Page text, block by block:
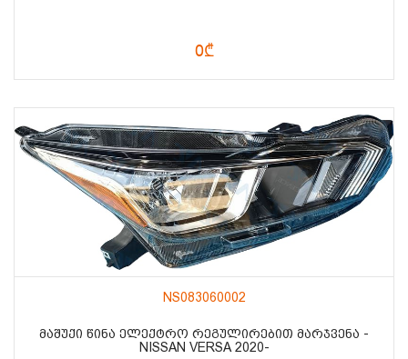
0₾
NS083060002
ᲛᲐᲨᲣᲥᲘ ᲬᲘᲜᲐ ᲔᲚᲔᲥᲢᲠᲝ ᲠᲔᲒᲣᲚᲘᲠᲔᲑᲘᲗ ᲛᲐᲠᲯᲕᲔᲜᲐ -
NISSAN VERSA 2020-